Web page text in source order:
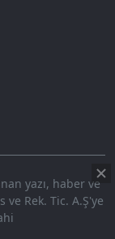
yazı, haber ve
Rek. Tic. A.Ş'ye